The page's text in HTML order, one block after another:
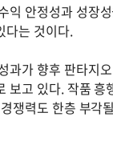
익 안정성과 성장
다는 것이다.
과가 향후 판타지
보고 있다. 작품 흥
쟁력도 한층 부각